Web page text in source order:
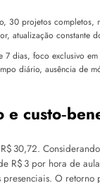
30 projetos completos,
atualização constante
7 dias, foco exclusivo em
diário, ausência de
e
30,72.
R$ 3 por hora de
presenciais. O retorno